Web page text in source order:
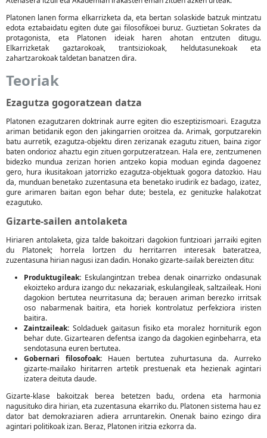
Platonen lanen forma elkarrizketa da, eta bertan solaskide batzuk mintzatu
edota eztabaidatu egiten dute gai filosofikoei buruz. Guztietan Sokrates da
protagonista, eta Platonen ideiak haren ahotan entzuten ditugu.
Elkarrizketak gaztarokoak, trantsiziokoak, heldutasunekoak eta
zahartzarokoak taldetan banatzen dira.
Teoriak
Ezagutza gogoratzean datza
Platonen ezagutzaren doktrinak aurre egiten dio eszeptizismoari. Ezagutza
ariman betidanik egon den jakingarrien oroitzea da. Arimak, gorputzarekin
batu aurretik, ezagutza-objektu diren zerizanak ezagutu zituen, baina zigor
baten ondorioz ahaztu egin zituen gorputzeratzean. Hala ere, zentzumenen
bidezko mundua zerizan horien antzeko kopia moduan eginda dagoenez
gero, hura ikusitakoan jatorrizko ezagutza-objektuak gogora datozkio. Hau
da, munduan benetako zuzentasuna eta benetako irudirik ez badago, izatez,
gure arimaren baitan egon behar dute; bestela, ez genituzke halakotzat
ezagutuko.
Gizarte-sailen antolaketa
Hiriaren antolaketa, giza talde bakoitzari dagokion funtzioari jarraiki egiten
du Platonek; horrela lortzen du herritarren interesak bateratzea,
zuzentasuna hirian nagusi izan dadin. Honako gizarte-sailak bereizten ditu:
Produktugileak: Eskulangintzan trebea denak oinarrizko ondasunak
ekoizteko ardura izango du: nekazariak, eskulangileak, saltzaileak. Honi
dagokion bertutea neurritasuna da; berauen ariman berezko irritsak
oso nabarmenak baitira, eta horiek kontrolatuz perfekziora iristen
baitira.
Zaintzaileak: Soldaduek gaitasun fisiko eta moralez horniturik egon
behar dute. Gizartearen defentsa izango da dagokien eginbeharra, eta
sendotasuna euren bertutea.
Gobernari filosofoak: Hauen bertutea zuhurtasuna da. Aurreko
gizarte-mailako hiritarren artetik prestuenak eta hezienak agintari
izatera deituta daude.
Gizarte-klase bakoitzak berea betetzen badu, ordena eta harmonia
nagusituko dira hirian, eta zuzentasuna ekarriko du. Platonen sistema hau ez
dator bat demokraziaren adiera arruntarekin. Onenak baino ezingo dira
agintari politikoak izan. Beraz, Platonen iritzia ezkorra da.